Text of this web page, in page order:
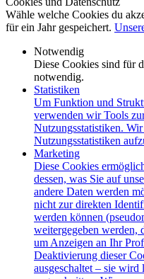
Wähle welche Cookies du
für ein Jahr gespeichert.
Notwendig
Diese Cookies sind für
notwendig.
Statistiken
Um Funktion und
verwenden wir Tools
Nutzungsstatistiken.
Nutzungsstatistiken
Marketing
Diese Cookies
dessen, was Sie auf
andere Daten werden
nicht zur direkten
werden können
weitergegeben werden,
um Anzeigen an Ihr
Deaktivierung dieser
ausgeschaltet – sie